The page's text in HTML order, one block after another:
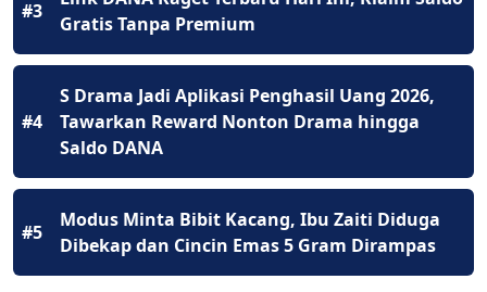
#3
Gratis Tanpa Premium
#4
S Drama Jadi Aplikasi Penghasil Uang 2026,
Tawarkan Reward Nonton Drama hingga
Saldo DANA
#5
Modus Minta Bibit Kacang, Ibu Zaiti Diduga
Dibekap dan Cincin Emas 5 Gram Dirampas